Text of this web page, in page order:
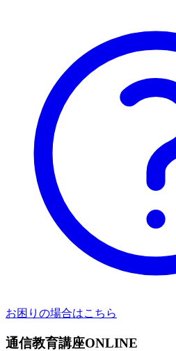
お困りの場合はこちら
通信教育講座ONLINE